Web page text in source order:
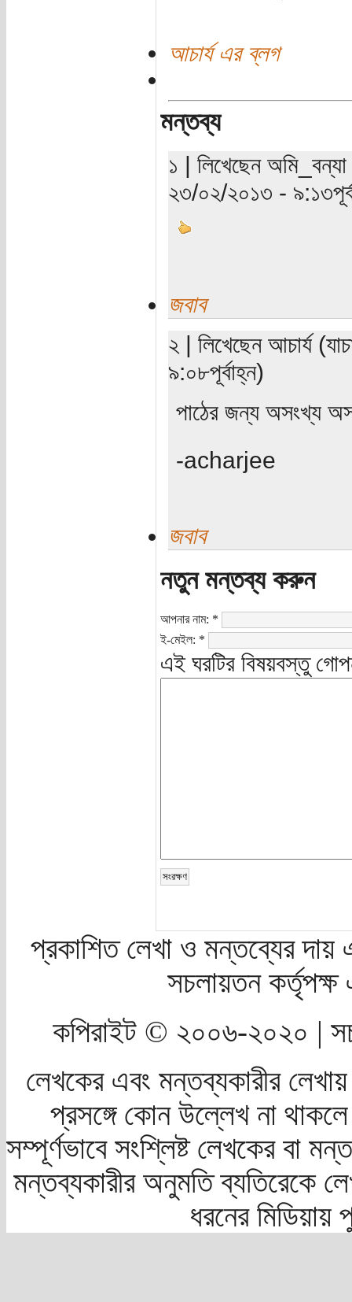
আচার্য এর ব্লগ
মন্তব্য
১ | লিখেছেন
২৩/০২/২০১৩ -
জবাব
২ | লিখেছেন আচার্য
৯:০৮পূর্বাহ্ন)
পাঠের জন্য অসংখ্য
-acharjee
জবাব
নতুন মন্তব্য করুন
আপনার নাম: *
ই-মেইল: *
এই ঘরটির বিষয়বস্তু
প্রকাশিত লেখা ও মন্তব্যের দায়
সচলায়তন
কপিরাইট © ২০০৬-২০২০ |
লেখকের এবং মন্তব্যকারীর
প্রসঙ্গে কোন উল্লেখ না
সম্পূর্ণভাবে সংশ্লিষ্ট লেখকের বা
মন্তব্যকারীর অনুমতি ব্যতিরেকে
ধরনের মিডিয়ায়